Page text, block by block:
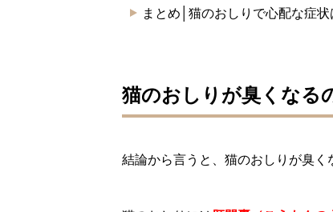
まとめ│猫のおしりで心配な症
猫のおしりが臭くなる
結論から言うと、猫のおしりが臭く